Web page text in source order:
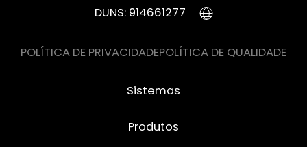
DUNS: 914661277
POLÍTICA DE PRIVACIDADEPOLÍTICA DE QUALIDADE
Sistemas
Produtos